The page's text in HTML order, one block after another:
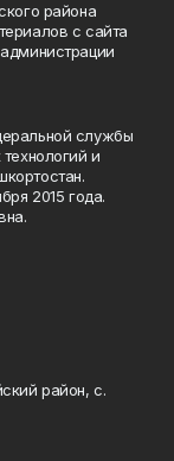
района
с сайта
службы
и
2015 года.
район, с.